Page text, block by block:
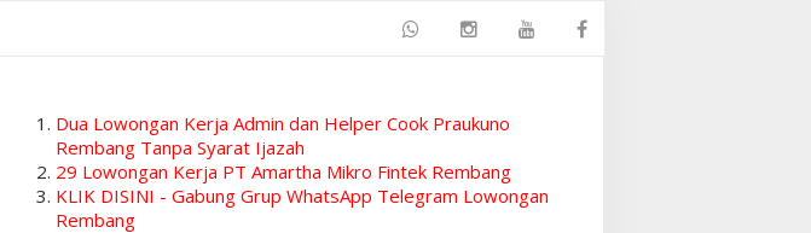
Dua Lowongan Kerja Admin dan Helper Cook Praukuno
Rembang Tanpa Syarat Ijazah
29 Lowongan Kerja PT Amartha Mikro Fintek Rembang
KLIK DISINI - Gabung Grup WhatsApp Telegram Lowongan
Rembang